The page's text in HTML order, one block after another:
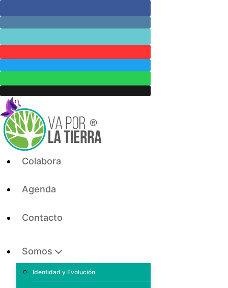
to
Colabora
Agenda
Contacto
Somos
Identidad y Evolución